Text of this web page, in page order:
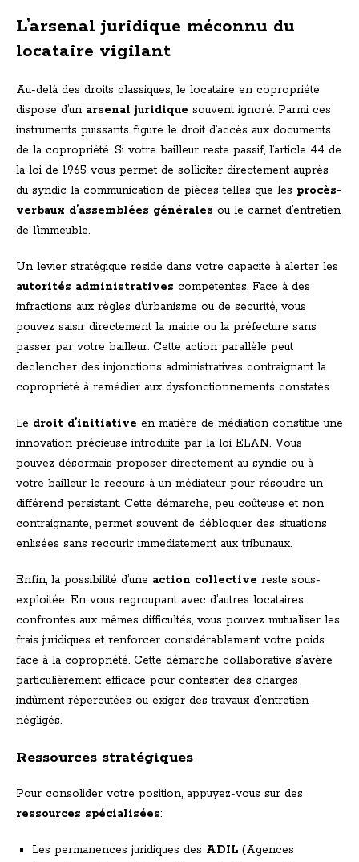
L’arsenal juridique méconnu du
locataire vigilant
Au-delà des droits classiques, le locataire en copropriété
dispose d’un arsenal juridique souvent ignoré. Parmi ces
instruments puissants figure le droit d’accès aux documents
de la copropriété. Si votre bailleur reste passif, l’article 44 de
la loi de 1965 vous permet de solliciter directement auprès
du syndic la communication de pièces telles que les procès-
verbaux d’assemblées générales ou le carnet d’entretien
de l’immeuble.
Un levier stratégique réside dans votre capacité à alerter les
autorités administratives compétentes. Face à des
infractions aux règles d’urbanisme ou de sécurité, vous
pouvez saisir directement la mairie ou la préfecture sans
passer par votre bailleur. Cette action parallèle peut
déclencher des injonctions administratives contraignant la
copropriété à remédier aux dysfonctionnements constatés.
Le droit d’initiative en matière de médiation constitue une
innovation précieuse introduite par la loi ELAN. Vous
pouvez désormais proposer directement au syndic ou à
votre bailleur le recours à un médiateur pour résoudre un
différend persistant. Cette démarche, peu coûteuse et non
contraignante, permet souvent de débloquer des situations
enlisées sans recourir immédiatement aux tribunaux.
Enfin, la possibilité d’une action collective reste sous-
exploitée. En vous regroupant avec d’autres locataires
confrontés aux mêmes difficultés, vous pouvez mutualiser les
frais juridiques et renforcer considérablement votre poids
face à la copropriété. Cette démarche collaborative s’avère
particulièrement efficace pour contester des charges
indûment répercutées ou exiger des travaux d’entretien
négligés.
Ressources stratégiques
Pour consolider votre position, appuyez-vous sur des
ressources spécialisées:
Les permanences juridiques des ADIL (Agences